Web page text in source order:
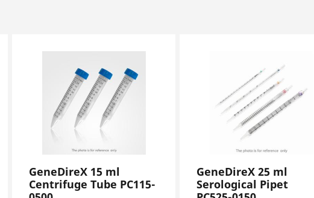
GeneDireX 15 ml
Centrifuge Tube PC115-
GeneDireX 25 ml
Serological Pipet